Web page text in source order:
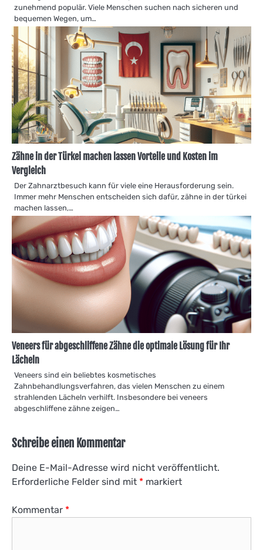
zunehmend populär. Viele Menschen suchen nach sicheren und
bequemen Wegen, um…
Zähne in der Türkei machen lassen Vorteile und Kosten im
Vergleich
Der Zahnarztbesuch kann für viele eine Herausforderung sein.
Immer mehr Menschen entscheiden sich dafür, zähne in der türkei
machen lassen,…
Veneers für abgeschliffene Zähne die optimale Lösung für Ihr
Lächeln
Veneers sind ein beliebtes kosmetisches
Zahnbehandlungsverfahren, das vielen Menschen zu einem
strahlenden Lächeln verhilft. Insbesondere bei veneers
abgeschliffene zähne zeigen…
Schreibe einen Kommentar
Deine E-Mail-Adresse wird nicht veröffentlicht.
Erforderliche Felder sind mit * markiert
Kommentar *